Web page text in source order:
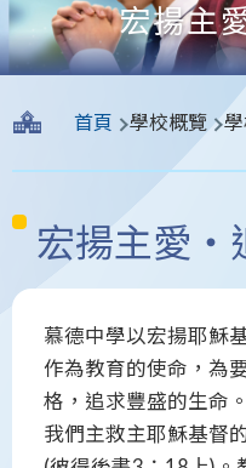
宏揚主
航
連
結
首頁 學校概覽 學
宏揚主愛‧
慕德中學以宏揚耶穌
作為教育的使命，為
格，追求豐盛的生命
我們主救主耶穌基督